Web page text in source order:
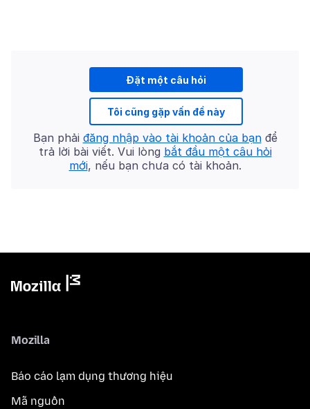
Đặt một câu hỏi
Tôi cũng gặp vấn đề này
Bạn phải đăng nhập vào tài khoản của bạnđể
trả lời bài viết. Vui lòng bắt đầu một câu hỏi
mới, nếu bạn chưa có tài khoản.
Mozilla
Báo cáo lạm dụng thương hiệu
Mã nguồn